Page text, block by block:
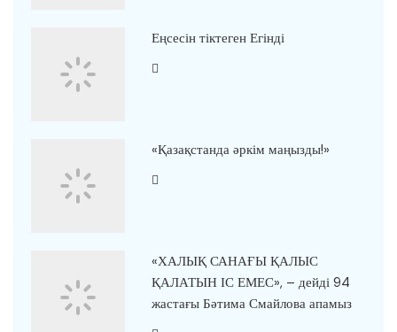
Еңсесін тіктеген Егінді
«Қазақстанда әркім маңызды!»
«ХАЛЫҚ САНАҒЫ ҚАЛЫС
ҚАЛАТЫН ІС ЕМЕС», – дейді 94
жастағы Бәтима Смайлова апамыз